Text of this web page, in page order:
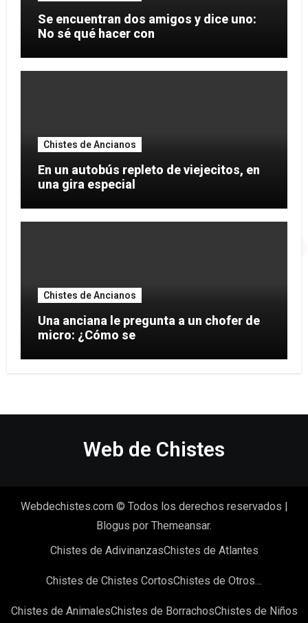
Se encuentran dos amigos y dice uno:
No sé qué hacer con
Chistes de Ancianos
En un autobús repleto de viejecitos, en
una gira especial
Chistes de Ancianos
Una anciana le pregunta a un chofer de
micro: ¿Cómo se
Web de Chistes
Webdechistes.com © Todos los derechos reservados
Blogus por Themeansar.
Chistes de AdivinanzasChistes de Atlantes
Chistes de Chistes CortosChistes de Otros…
Chistes de AnimalesChistes de BorrachosChistes de Niños